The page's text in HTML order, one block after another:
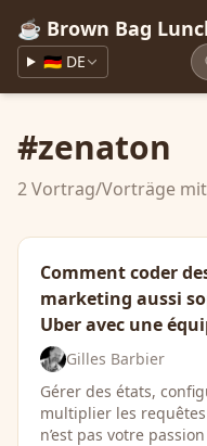
☕ Brown Bag
🇩🇪 DE
#zenaton
2 Vortrag/Vorträge
Comment coder
marketing aussi
Uber avec une
Gilles Barbier
Gérer des états,
multiplier les
n’est pas votre